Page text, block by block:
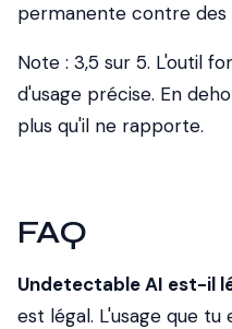
permanente contre
Note : 3,5 sur 5. L'outil
d'usage précise. En
plus qu'il ne rapporte.
FAQ
Undetectable AI est-il
est légal. L'usage que